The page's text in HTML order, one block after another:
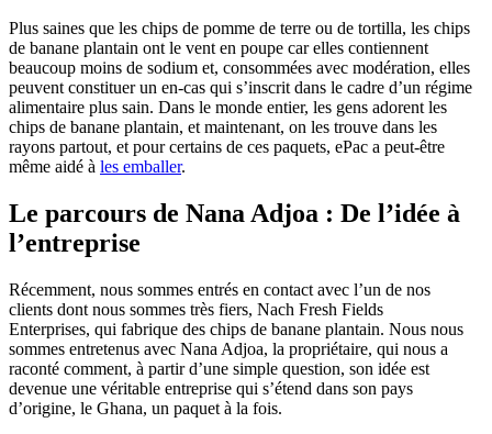
Plus saines que les chips de pomme de terre ou de tortilla, les chips
de banane plantain ont le vent en poupe car elles contiennent
beaucoup moins de sodium et, consommées avec modération, elles
peuvent constituer un en-cas qui s’inscrit dans le cadre d’un régime
alimentaire plus sain. Dans le monde entier, les gens adorent les
chips de banane plantain, et maintenant, on les trouve dans les
rayons partout, et pour certains de ces paquets, ePac a peut-être
même aidé à les emballer.
Le parcours de Nana Adjoa : De l’idée à
l’entreprise
Récemment, nous sommes entrés en contact avec l’un de nos
clients dont nous sommes très fiers, Nach Fresh Fields
Enterprises, qui fabrique des chips de banane plantain. Nous nous
sommes entretenus avec Nana Adjoa, la propriétaire, qui nous a
raconté comment, à partir d’une simple question, son idée est
devenue une véritable entreprise qui s’étend dans son pays
d’origine, le Ghana, un paquet à la fois.